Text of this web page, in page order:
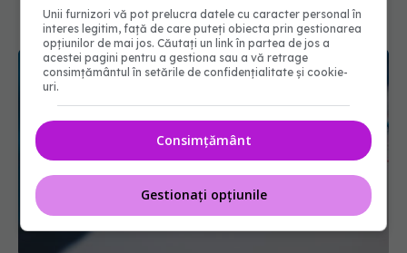
Unii furnizori vă pot prelucra datele cu caracter personal în
interes legitim, față de care puteți obiecta prin gestionarea
opțiunilor de mai jos. Căutați un link în partea de jos a
acestei pagini pentru a gestiona sau a vă retrage
consimțământul în setările de confidențialitate și cookie-
uri.
Consimțământ
Gestionați opțiunile